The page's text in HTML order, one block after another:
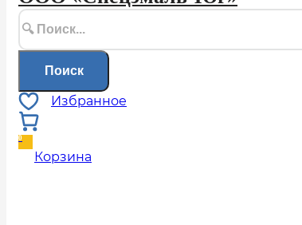
Поиск
Поиск
Избранное
0